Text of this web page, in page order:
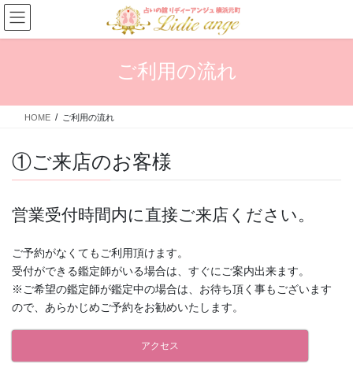
コ
ン
テ
ス
ナ
ビ
ゲ
ン
ご利用の流れ
HOME ご利用の流れ
①ご来店のお客様
営業受付時間内に直接ご来店ください。
ご予約がなくてもご利用頂けます。
受付ができる鑑定師がいる場合は、すぐにご案内出来ます。
※ご希望の鑑定師が鑑定中の場合は、お待ち頂く事もございます
ので、あらかじめご予約をお勧めいたします。
アクセス